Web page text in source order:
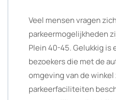
Veel mensen vragen
parkeermogelijkheden
Plein 40-45. Gelukkig is
bezoekers die met de
omgeving van de
parkeerfaciliteiten